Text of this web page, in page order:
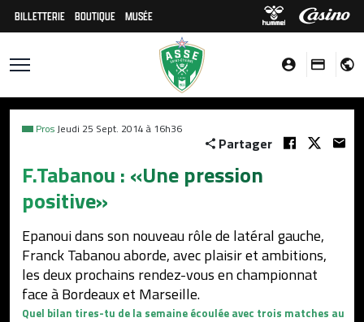
BILLETTERIE BOUTIQUE MUSÉE
ProsJeudi 25 Sept. 2014 à 16h36
Partager
F.Tabanou : «Une pression
positive»
Epanoui dans son nouveau rôle de latéral gauche,
Franck Tabanou aborde, avec plaisir et ambitions,
les deux prochains rendez-vous en championnat
face à Bordeaux et Marseille.
Quel bilan tires-tu de la semaine écoulée avec trois matches au